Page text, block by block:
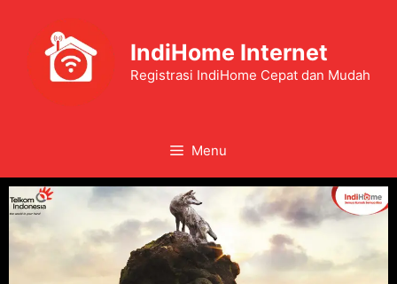
IndiHome Internet
Registrasi IndiHome Cepat dan Mudah
Menu